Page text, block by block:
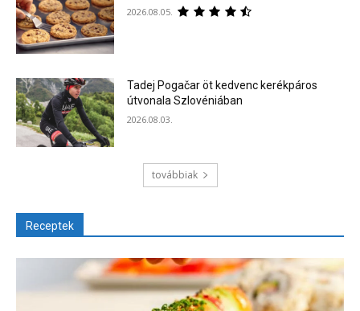
2026.08.05.
Tadej Pogačar öt kedvenc kerékpáros
útvonala Szlovéniában
2026.08.03.
továbbiak
Receptek